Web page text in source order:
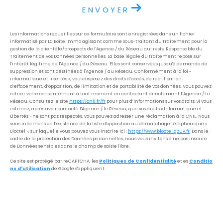
ENVOYER
Les informations recueillies sur ce formulaire sont enregistrées dans un fichier
informatisé par La Boite Immo agissant comme Sous-traitant du traitement pour la
gestion de la clientèle/prospects de l'Agence / du Réseau qui reste Responsable du
Traitement de vos Données personnelles. La base légale du traitement repose sur
l'intérêt légitime de l'Agence / du Réseau. Elles sont conservées jusqu'à demande de
suppression et sont destinées à l'Agence / au Réseau. Conformément à la loi «
informatique et libertés », vous disposez des droits d’accès, de rectification,
d’effacement, d’opposition, de limitation et de portabilité de vos données. Vous pouvez
retirer votre consentement à tout moment en contactant directement l’Agence / Le
Réseau. Consultez le site https://cnil.fr/fr pour plus d’informations sur vos droits. Si vous
estimez, après avoir contacté l'Agence / le Réseau, que vos droits « Informatique et
Libertés » ne sont pas respectés, vous pouvez adresser une réclamation à la CNIL. Nous
vous informons de l’existence de la liste d'opposition au démarchage téléphonique «
Bloctel », sur laquelle vous pouvez vous inscrire ici : https://www.bloctel.gouv.fr. Dans le
cadre de la protection des Données personnelles, nous vous invitons à ne pas inscrire
de Données sensibles dans le champ de saisie libre.
Ce site est protégé par reCAPTCHA, les Politiques de Confidentialitéet es Conditio
ns d'utilisation de Google s'appliquent.